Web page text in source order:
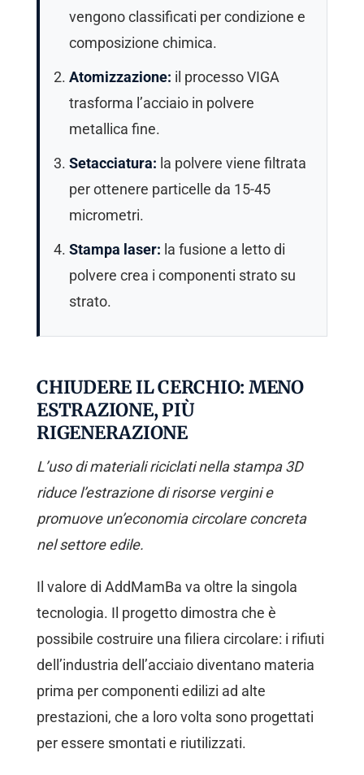
vengono classificati per condizione e
composizione chimica.
Atomizzazione: il processo VIGA
trasforma l’acciaio in polvere
metallica fine.
Setacciatura: la polvere viene filtrata
per ottenere particelle da 15-45
micrometri.
Stampa laser: la fusione a letto di
polvere crea i componenti strato su
strato.
CHIUDERE IL CERCHIO: MENO
ESTRAZIONE, PIÙ
RIGENERAZIONE
L’uso di materiali riciclati nella stampa 3D
riduce l’estrazione di risorse vergini e
promuove un’economia circolare concreta
nel settore edile.
Il valore di AddMamBa va oltre la singola
tecnologia. Il progetto dimostra che è
possibile costruire una filiera circolare: i rifiuti
dell’industria dell’acciaio diventano materia
prima per componenti edilizi ad alte
prestazioni, che a loro volta sono progettati
per essere smontati e riutilizzati.